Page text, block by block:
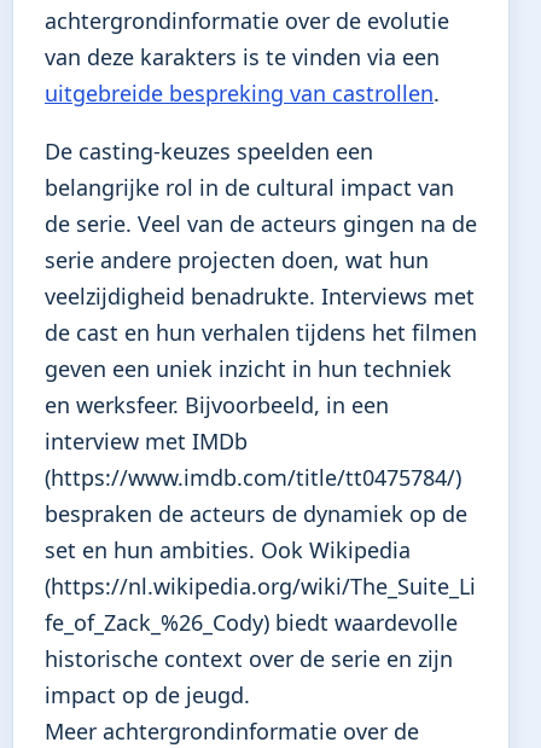
achtergrondinformatie over de evolutie
van deze karakters is te vinden via een
uitgebreide bespreking van castrollen.
De casting-keuzes speelden een
belangrijke rol in de cultural impact van
de serie. Veel van de acteurs gingen na de
serie andere projecten doen, wat hun
veelzijdigheid benadrukte. Interviews met
de cast en hun verhalen tijdens het filmen
geven een uniek inzicht in hun techniek
en werksfeer. Bijvoorbeeld, in een
interview met IMDb
(https://www.imdb.com/title/tt0475784/)
bespraken de acteurs de dynamiek op de
set en hun ambities. Ook Wikipedia
(https://nl.wikipedia.org/wiki/The_Suite_Li
fe_of_Zack_%26_Cody) biedt waardevolle
historische context over de serie en zijn
impact op de jeugd.
Meer achtergrondinformatie over de